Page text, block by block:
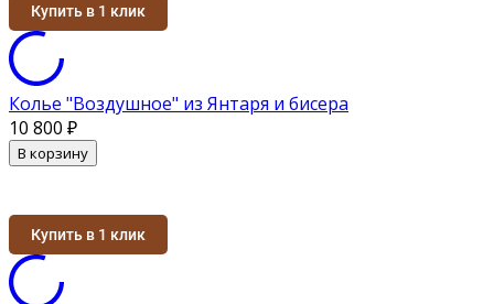
Купить в 1 клик
Колье "Воздушное" из Янтаря и бисера
10 800 ₽
В корзину
Купить в 1 клик